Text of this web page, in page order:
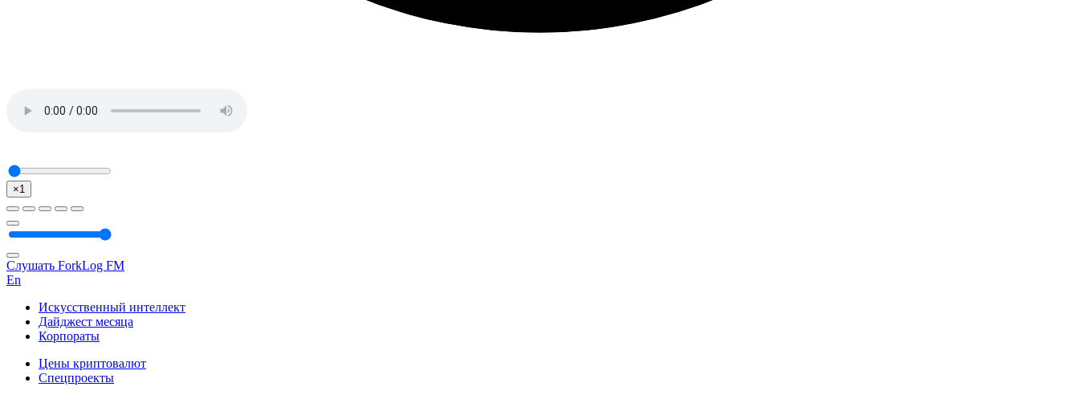
×1
Слушать ForkLog FM
En
Искусственный интеллект
Дайджест месяца
Корпораты
Цены криптовалют
Спецпроекты